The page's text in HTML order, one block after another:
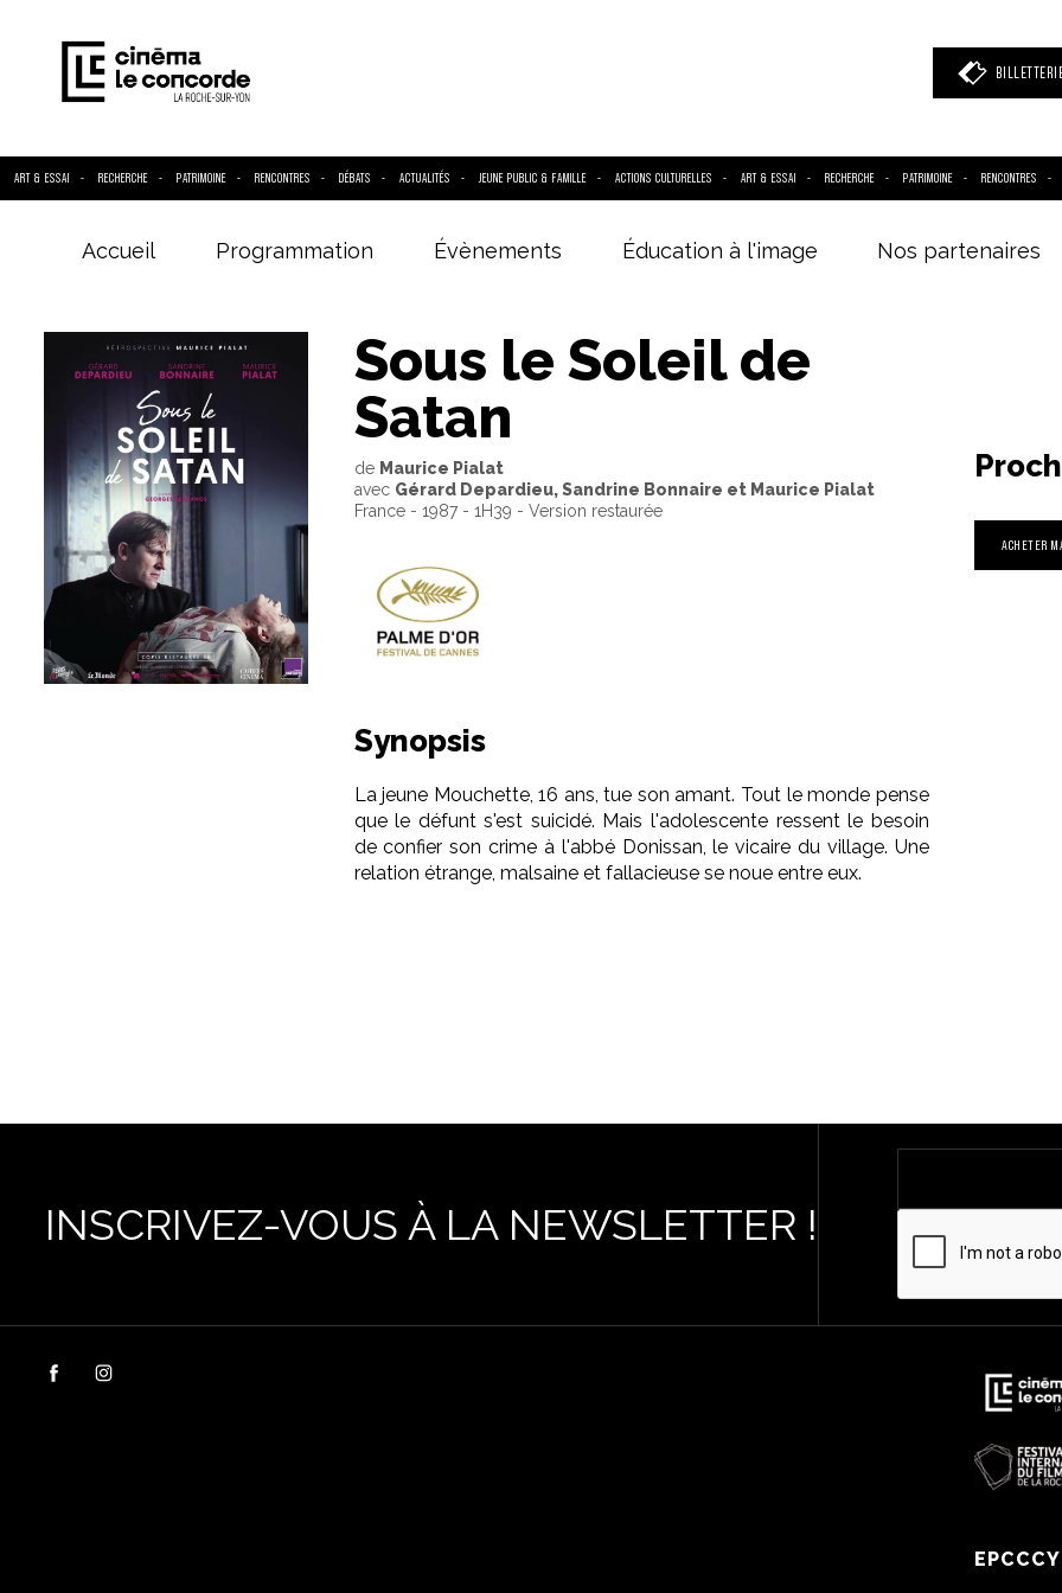
ART & ESSAI RECHERCHE PATRIMOINE RENCONTRES DÉBATS ACTUALITÉS JEUNE PUBLIC & FAMILLE ACTIONS CULTURELLES ART & ESSAI RECHERCHE PATRIMOINE RENCONTRES
Accueil Programmation Évènements Éducation à l'image Nos partenaires
Sous le Soleil de
Satan
de Maurice Pialat
avec Gérard Depardieu, Sandrine Bonnaire et Maurice Pialat
France - 1987 - 1H39 - Version restaurée
Synopsis
La jeune Mouchette, 16 ans, tue son amant. Tout le monde pense
que le défunt s'est suicidé. Mais l'adolescente ressent le besoin
de confier son crime à l'abbé Donissan, le vicaire du village. Une
relation étrange, malsaine et fallacieuse se noue entre eux.
ACHETER
INSCRIVEZ-VOUS À LA NEWSLETTER !
EPCCCY